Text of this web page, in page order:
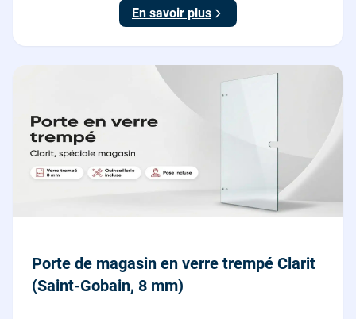
En savoir plus
Porte de magasin en verre trempé Clarit
(Saint-Gobain, 8 mm)